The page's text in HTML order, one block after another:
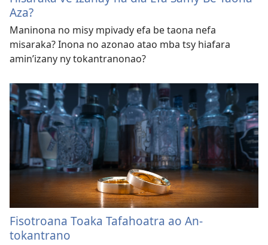
Aza?
Maninona no misy mpivady efa be taona nefa
misaraka? Inona no azonao atao mba tsy hiafara
amin’izany ny tokantranonao?
Fisotroana Toaka Tafahoatra ao An-
tokantrano